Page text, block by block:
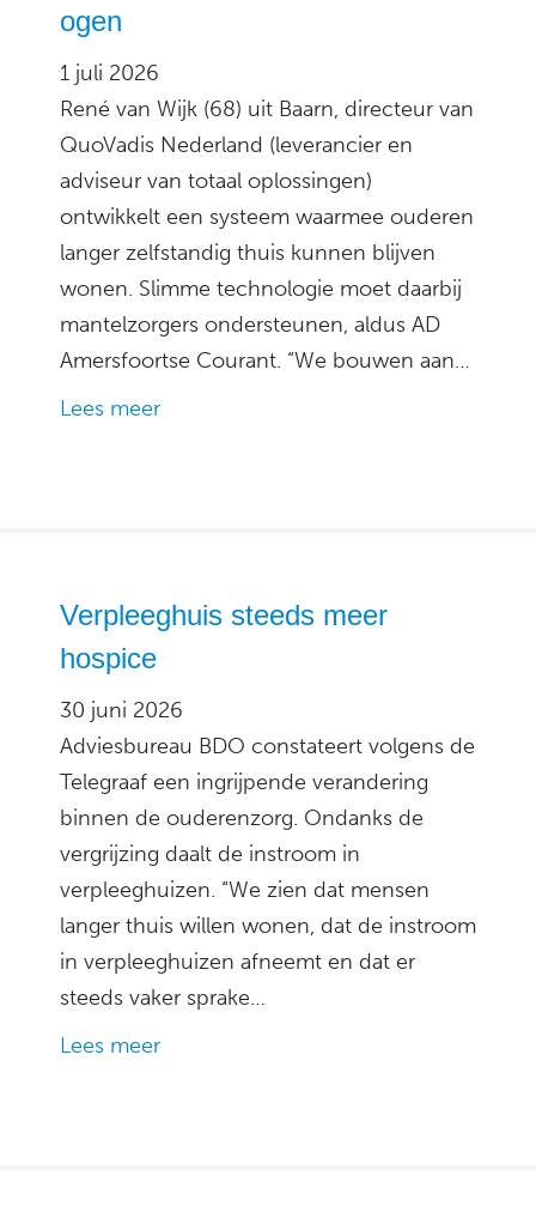
ogen
1 juli 2026
René van Wijk (68) uit Baarn, directeur van
QuoVadis Nederland (leverancier en
adviseur van totaal oplossingen)
ontwikkelt een systeem waarmee ouderen
langer zelfstandig thuis kunnen blijven
wonen. Slimme technologie moet daarbij
mantelzorgers ondersteunen, aldus AD
Amersfoortse Courant. “We bouwen aan…
Lees meer
Verpleeghuis steeds meer
hospice
30 juni 2026
Adviesbureau BDO constateert volgens de
Telegraaf een ingrijpende verandering
binnen de ouderenzorg. Ondanks de
vergrijzing daalt de instroom in
verpleeghuizen. “We zien dat mensen
langer thuis willen wonen, dat de instroom
in verpleeghuizen afneemt en dat er
steeds vaker sprake…
Lees meer